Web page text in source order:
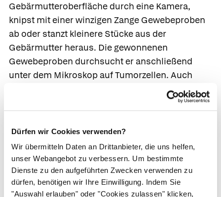
Dürfen wir Cookies verwenden?
Wir übermitteln Daten an Drittanbieter, die uns helfen,
unser Webangebot zu verbessern. Um bestimmte
Dienste zu den aufgeführten Zwecken verwenden zu
dürfen, benötigen wir Ihre Einwilligung. Indem Sie
"Auswahl erlauben" oder "Cookies zulassen" klicken,
Gebärmutteroberfläche durch eine Kamera,
knipst mit einer winzigen Zange Gewebeproben
ab oder stanzt kleinere Stücke aus der
Gebärmutter heraus. Die gewonnenen
Gewebeproben durchsucht er anschließend
unter dem Mikroskop auf Tumorzellen. Auch
lassen sich
mit Hilfe der Gebärmutterspiegelung entfernen.
gewinnen, ist die Ausschabung
Gebärmutter. Hierzu entnimmt der Arzt die
oberste Schicht der Gebärmutterschleimhaut.
Das gleiche Verfahren wendet er an, um
Gebärmuttermyome zu entfernen, eine